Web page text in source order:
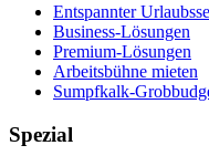
Entspannter
Business-Lösungen
Premium-Lösungen
Arbeitsbühne mieten
Sumpfkalk-
Spezial